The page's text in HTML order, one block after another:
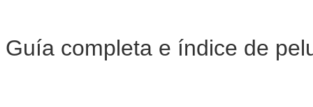
Guía completa e índice de